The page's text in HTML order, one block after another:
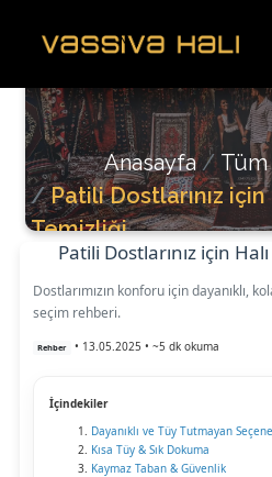
Anasayfa
Tüm
Patili Dostlarınız
Temizliği
Patili Dostlarınız için
Dostlarımızın konforu için dayanıklı,
seçim rehberi.
Rehber • 13.05.2025 • ~5 dk okuma
İçindekiler
Dayanıklı ve Tüy Tutmayan
Kısa Tüy & Sık Dokuma
Kaymaz Taban & Güvenlik